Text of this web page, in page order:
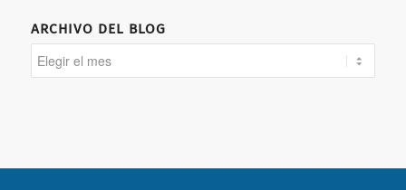
ARCHIVO DEL BLOG